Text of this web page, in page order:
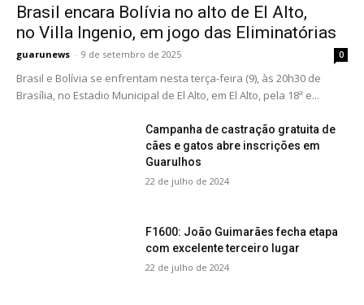
Brasil encara Bolívia no alto de El Alto,
no Villa Ingenio, em jogo das Eliminatórias
guarunews - 9 de setembro de 2025 0
Brasil e Bolívia se enfrentam nesta terça-feira (9), às 20h30 de
Brasília, no Estadio Municipal de El Alto, em El Alto, pela 18ª e...
Campanha de castração gratuita de
cães e gatos abre inscrições em
Guarulhos
22 de julho de 2024
F1600: João Guimarães fecha etapa
com excelente terceiro lugar
22 de julho de 2024